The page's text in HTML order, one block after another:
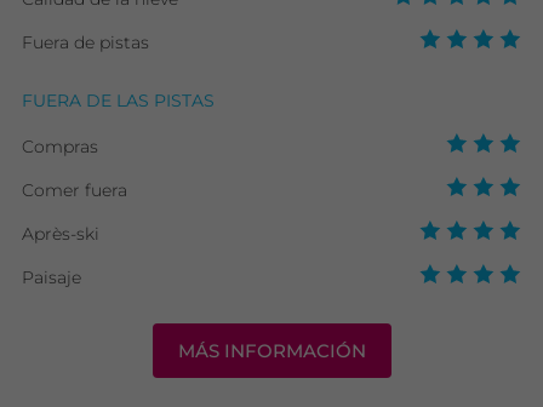
Fuera de pistas
FUERA DE LAS PISTAS
Compras
Comer fuera
Après-ski
Paisaje
MÁS INFORMACIÓN